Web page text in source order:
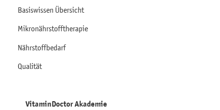
Basiswissen Übersicht
Mikronährstofftherapie
Nährstoffbedarf
Qualität
VitaminDoctor Akademie